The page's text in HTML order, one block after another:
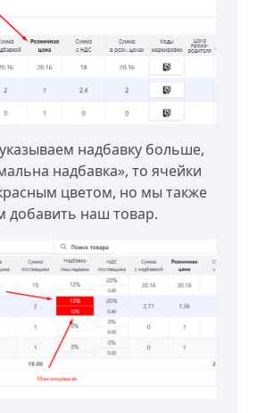
надбавку больше,
надбавка», то ячейки
цветом, но мы также
добавить наш товар.